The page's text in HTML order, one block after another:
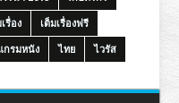
รื่อง
เต็มเรื่องฟรี
กรมหนัง ไทย ไวรัส